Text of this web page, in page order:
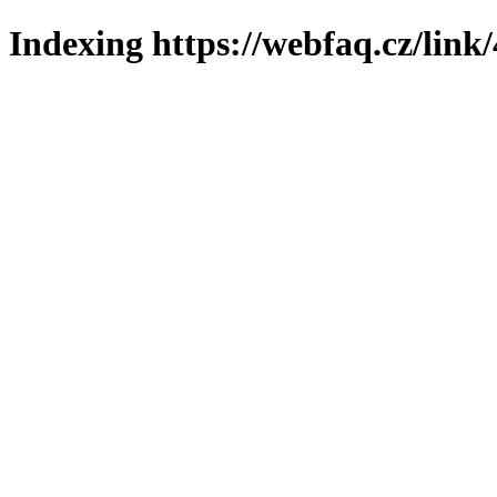
Indexing https://webfaq.cz/link/